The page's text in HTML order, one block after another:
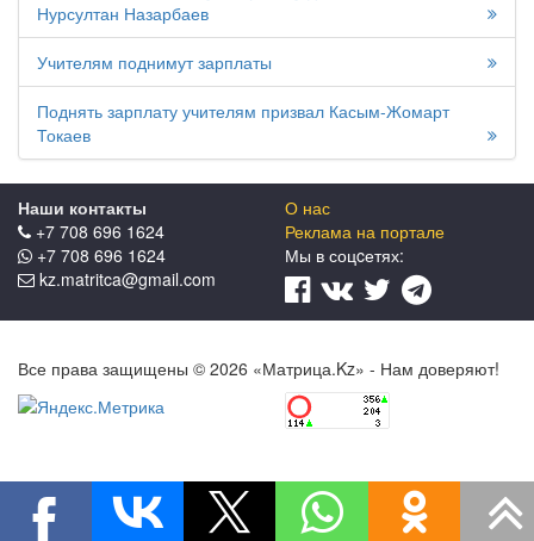
Нурсултан Назарбаев
Учителям поднимут зарплаты
Поднять зарплату учителям призвал Касым-Жомарт
Токаев
Наши контакты
+7 708 696 1624
+7 708 696 1624
kz.matritca@gmail.com
О нас
Реклама на портале
Мы в соцcетях:
Все права защищены © 2026 «Матрица.Kz» - Нам доверяют!